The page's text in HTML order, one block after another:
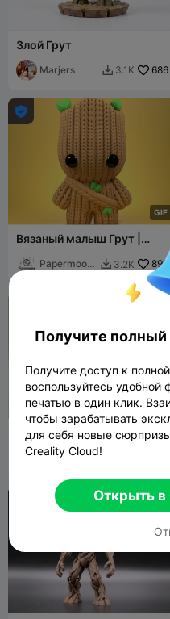
Злой Грут
Marjers  3.1K 686
GIF

Вязаный малыш Грут |
Papermoon
 3.2K 899
Мини 13 Грут
Antaly
Получите
Получите доступ к
воспользуйтесь удобной
печатью в один клик.
чтобы зарабатывать
для себя новые
Creality Cloud!
Открыть